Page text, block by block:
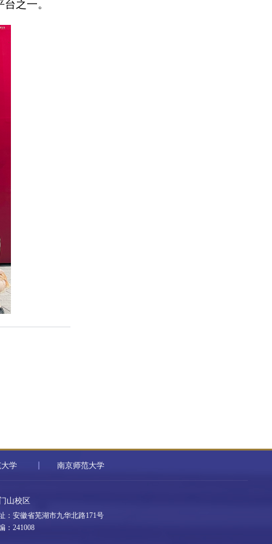
之一。
学 南京师范大学
山校区
：安徽省芜湖市九华北路171号
：241008